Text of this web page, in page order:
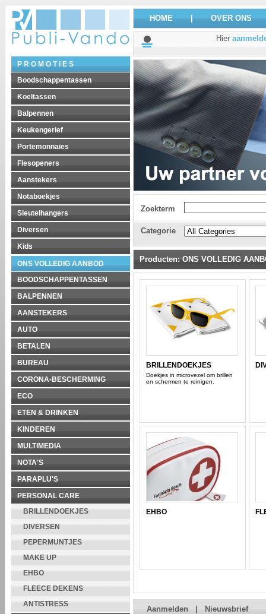
P R O M O T I E S
Boodschappentassen
Koeltassen
Balpennen
Keukengerief
Portemonnaies
Flesopeners
Aanstekers
Notaboekjes
Sleutelhangers
Diversen
Kids
ONS VOLLEDIG AANBOD
BOODSCHAPPENTASSEN
BALPENNEN
AANSTEKERS
AUTO
BETALEN
BUREAU
CORONA-BESCHERMING
ECO
ETEN & DRINKEN
KINDEREN
MULTIMEDIA
NOTA'S
PARAPLU'S
PERSONAL CARE
BRILLENDOEKJES
DIVERSEN
PEPERMUNTJES
MAKE UP
EHBO
FLEECE DEKENS
ANTISTRESS
HOME OVER ONS
Hier
Zoekterm
Categorie
Producten: ONS VOLLEDIG
BRILLENDOEKJES
Doekjes in microvezel om brillen
en schermen te reinigen.
EHBO
Aanmelden Nieuwsbrief